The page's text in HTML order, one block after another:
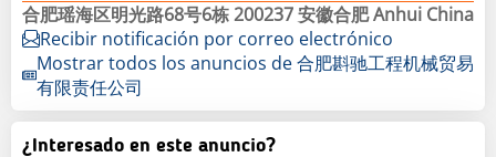
合肥瑶海区明光路68号6栋 200237 安徽合肥 Anhui China
Recibir notificación por correo electrónico
Mostrar todos los anuncios de 合肥斟驰工程机械贸易
有限责任公司
¿Interesado en este anuncio?